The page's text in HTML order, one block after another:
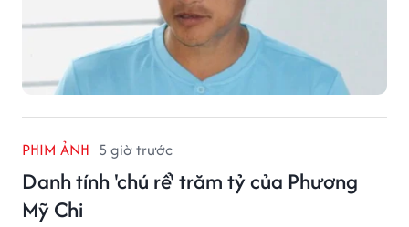
PHIM ẢNH 5 giờ trước
Danh tính 'chú rể' trăm tỷ của Phương
Mỹ Chi